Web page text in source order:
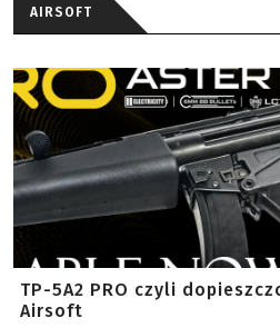
AIRSOFT
TP-5A2 PRO czyli
Airsoft